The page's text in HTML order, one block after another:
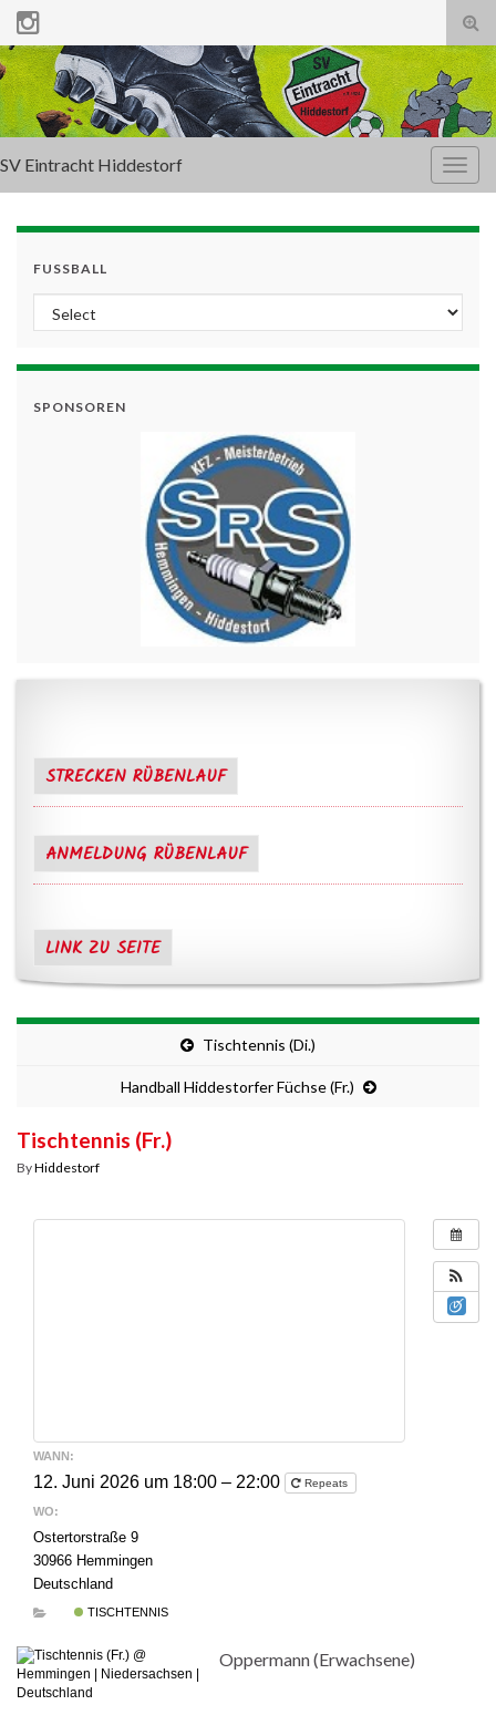
SV Eintracht Hiddestorf
FUSSBALL
SPONSOREN
STRECKEN RÜBENLAUF
ANMELDUNG RÜBENLAUF
LINK ZU SEITE
Tischtennis (Di.)
Handball Hiddestorfer Füchse (Fr.)
Tischtennis (Fr.)
ByHiddestorf
WANN:
12. Juni 2026 um 18:00 – 22:00 Repeats
WO:
Ostertorstraße 9
30966 Hemmingen
Deutschland
TISCHTENNIS
Oppermann (Erwachsene)